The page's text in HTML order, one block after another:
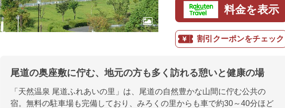
料金を表示
割引クーポンをチェック
尾道の奥座敷に佇む、地元の方も多く訪れる憩いと健康の場
「天然温泉 尾道ふれあいの里」は、尾道の自然豊かな山間に佇む公共の
宿。無料の駐車場も完備しており、みろくの里からも車で約30～40分ほど